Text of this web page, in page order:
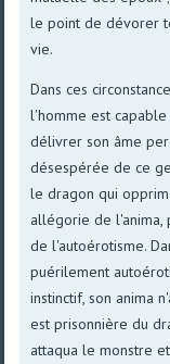
le point de dévorer
vie.
Dans ces
l'homme est
délivrer son âme
désespérée de ce
le dragon qui
allégorie de l'anima,
de l'autoérotisme.
puérilement
instinctif, son anima
est prisonnière du
attaqua le monstre